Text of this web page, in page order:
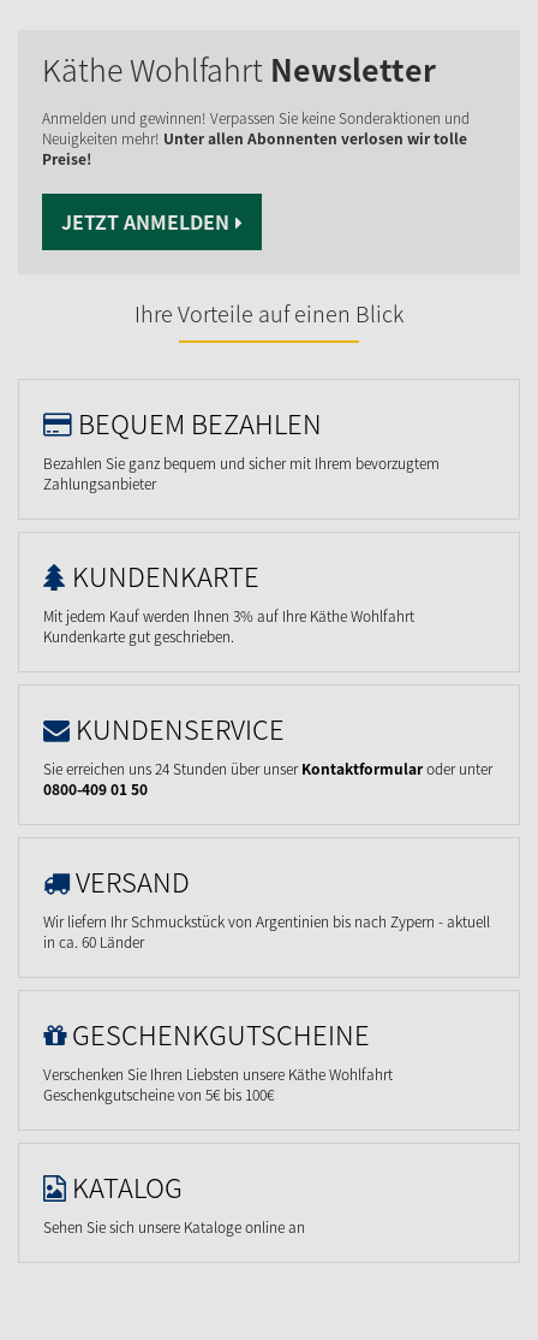
Käthe Wohlfahrt Newsletter
Anmelden und gewinnen! Verpassen Sie keine Sonderaktionen und
Neuigkeiten mehr! Unter allen Abonnenten verlosen wir tolle
Preise!
JETZT ANMELDEN
Ihre Vorteile auf einen Blick
BEQUEM BEZAHLEN
Bezahlen Sie ganz bequem und sicher mit Ihrem bevorzugtem
Zahlungsanbieter
KUNDENKARTE
Mit jedem Kauf werden Ihnen 3% auf Ihre Käthe Wohlfahrt
Kundenkarte gut geschrieben.
KUNDENSERVICE
Sie erreichen uns 24 Stunden über unserKontaktformularoder unter
0800-409 01 50
VERSAND
Wir liefern Ihr Schmuckstück von Argentinien bis nach Zypern - aktuell
in ca. 60 Länder
GESCHENKGUTSCHEINE
Verschenken Sie Ihren Liebsten unsere Käthe Wohlfahrt
Geschenkgutscheine von 5€ bis 100€
KATALOG
Sehen Sie sich unsere Kataloge online an